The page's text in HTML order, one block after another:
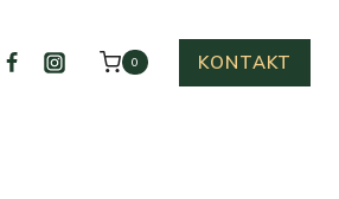
0 KONTAKT